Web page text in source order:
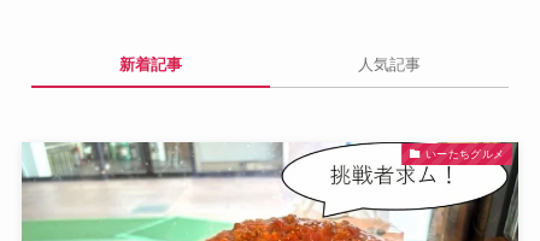
新着記事 人気記事
いーたちグルメ